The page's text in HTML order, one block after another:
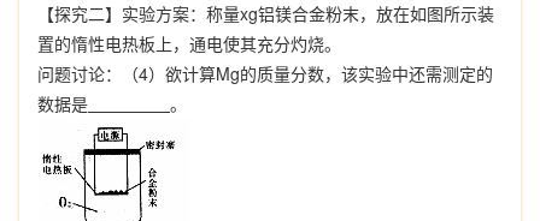
【探究二】实验方案：称量xg铝镁合金粉末，放在如图所示装
置的惰性电热板上，通电使其充分灼烧。
问题讨论：（4）欲计算Mg的质量分数，该实验中还需测定的
数据是
。